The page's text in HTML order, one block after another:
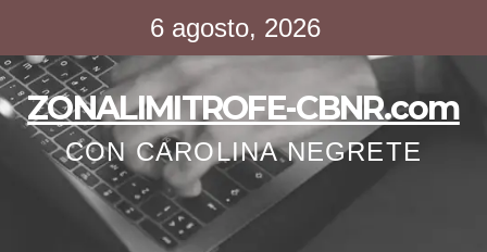
contenido
6 agosto, 2026
ZONALIMITROFE-CBNR.com
CON CAROLINA NEGRETE